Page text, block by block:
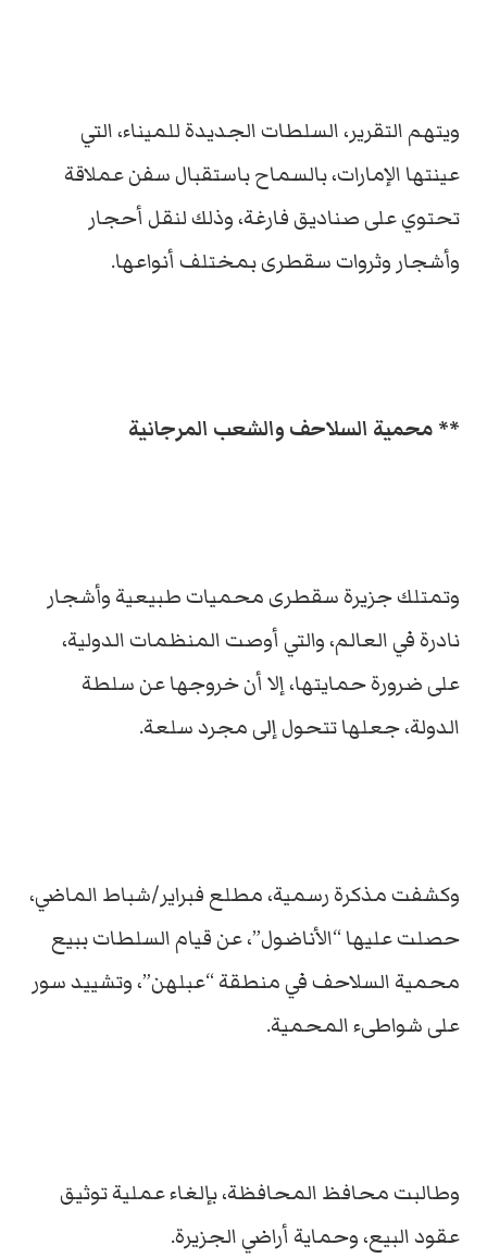
ويتهم التقرير، السلطات الجديدة للميناء، التي
عينتها الإمارات، بالسماح باستقبال سفن عملاقة
تحتوي على صناديق فارغة، وذلك لنقل أحجار
وأشجار وثروات سقطرى بمختلف أنواعها.
** محمية السلاحف والشعب المرجانية
وتمتلك جزيرة سقطرى محميات طبيعية وأشجار
نادرة في العالم، والتي أوصت المنظمات الدولية،
على ضرورة حمايتها، إلا أن خروجها عن سلطة
الدولة، جعلها تتحول إلى مجرد سلعة.
وكشفت مذكرة رسمية، مطلع فبراير/شباط الماضي،
حصلت عليها “الأناضول”، عن قيام السلطات ببيع
محمية السلاحف في منطقة “عبلهن”، وتشييد سور
على شواطىء المحمية.
وطالبت محافظ المحافظة، بإلغاء عملية توثيق
عقود البيع، وحماية أراضي الجزيرة.